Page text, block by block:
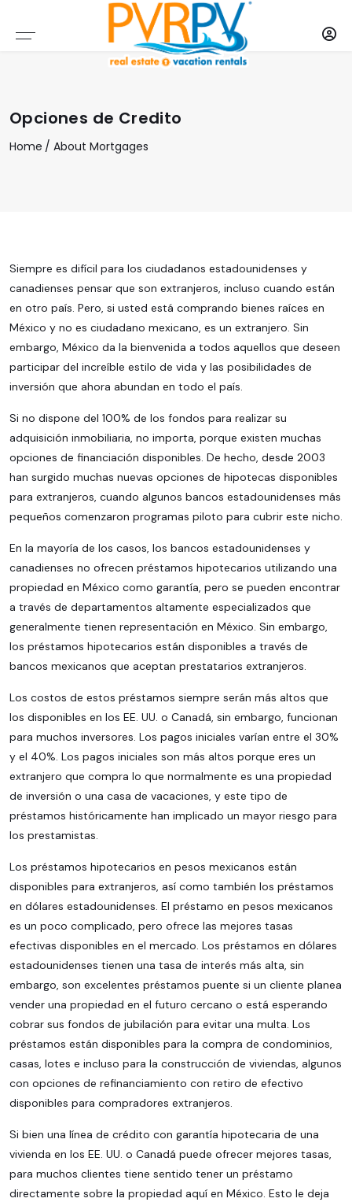
Opciones de Credito
Home About Mortgages
Siempre es difícil para los ciudadanos estadounidenses y
canadienses pensar que son extranjeros, incluso cuando están
en otro país. Pero, si usted está comprando bienes raíces en
México y no es ciudadano mexicano, es un extranjero. Sin
embargo, México da la bienvenida a todos aquellos que deseen
participar del increíble estilo de vida y las posibilidades de
inversión que ahora abundan en todo el país.
Si no dispone del 100% de los fondos para realizar su
adquisición inmobiliaria, no importa, porque existen muchas
opciones de financiación disponibles. De hecho, desde 2003
han surgido muchas nuevas opciones de hipotecas disponibles
para extranjeros, cuando algunos bancos estadounidenses más
pequeños comenzaron programas piloto para cubrir este nicho.
En la mayoría de los casos, los bancos estadounidenses y
canadienses no ofrecen préstamos hipotecarios utilizando una
propiedad en México como garantía, pero se pueden encontrar
a través de departamentos altamente especializados que
generalmente tienen representación en México. Sin embargo,
los préstamos hipotecarios están disponibles a través de
bancos mexicanos que aceptan prestatarios extranjeros.
Los costos de estos préstamos siempre serán más altos que
los disponibles en los EE. UU. o Canadá, sin embargo, funcionan
para muchos inversores. Los pagos iniciales varían entre el 30%
y el 40%. Los pagos iniciales son más altos porque eres un
extranjero que compra lo que normalmente es una propiedad
de inversión o una casa de vacaciones, y este tipo de
préstamos históricamente han implicado un mayor riesgo para
los prestamistas.
Los préstamos hipotecarios en pesos mexicanos están
disponibles para extranjeros, así como también los préstamos
en dólares estadounidenses. El préstamo en pesos mexicanos
es un poco complicado, pero ofrece las mejores tasas
efectivas disponibles en el mercado. Los préstamos en dólares
estadounidenses tienen una tasa de interés más alta, sin
embargo, son excelentes préstamos puente si un cliente planea
vender una propiedad en el futuro cercano o está esperando
cobrar sus fondos de jubilación para evitar una multa. Los
préstamos están disponibles para la compra de condominios,
casas, lotes e incluso para la construcción de viviendas, algunos
con opciones de refinanciamiento con retiro de efectivo
disponibles para compradores extranjeros.
Si bien una línea de crédito con garantía hipotecaria de una
vivienda en los EE. UU. o Canadá puede ofrecer mejores tasas,
para muchos clientes tiene sentido tener un préstamo
directamente sobre la propiedad aquí en México. Esto le deja
Encuentra una propiedad
PVRPV MLS LISTADOS
Comprar
POR ÁREA
Por Tipo
CONDOMINIOS
NEGOCIOS
Por Área
NUEVO VALLARTA
LITIBU
Vende
DOCUMENTACIÓN REQUERIDA
Nuestros Servicios
ADMINISTRACIÓN DE PROPIEDADES
Recursos
COMPRE LA PROPIEDAD DE INVERSIÓN ADECUADA
Empresa
MISIÓN/VISIÓN